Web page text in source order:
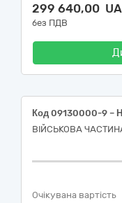
299 640,00
без ПДВ
ВІЙСЬКОВА
Очікувана вартість